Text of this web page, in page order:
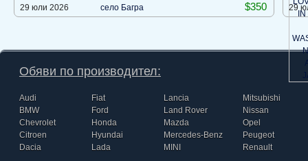
$350
село Багра
29 юли 2026 29
Обяви по производител:
Audi
BMW
Chevrolet
Citroen
Dacia
Fiat
Ford
Honda
Hyundai
Lada
Lancia
Land Rover
Mazda
Mercedes-Benz
MINI
Mitsubishi
Nissan
Opel
Peugeot
Renault